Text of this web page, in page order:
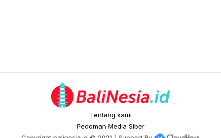
Tentang kami
Pedoman Media Siber